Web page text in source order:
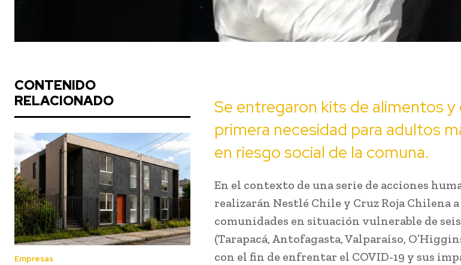
CONTENIDO
RELACIONADO
Empresas
Se entregaron kits de alimentos
primera necesidad para adultos
en riesgo social de la comuna.
En el contexto de una serie de acciones
realizarán Nestlé Chile y Cruz Roja Chilena
comunidades en situación vulnerable de
(Tarapacá, Antofagasta, Valparaíso,
con el fin de enfrentar el COVID-19 y sus